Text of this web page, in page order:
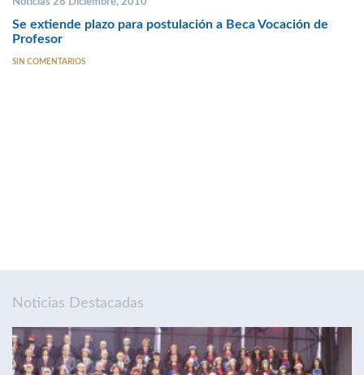
Se extiende plazo para postulación a Beca Vocación de
Profesor
SIN COMENTARIOS
Noticias Destacadas